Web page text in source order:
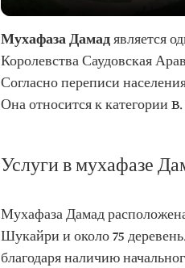
Мухафаза Дамадявляется
Королевства Саудовская
Согласно переписи
Она относится к категории B.
Услуги в мухафазе
Мухафаза Дамад
Шукайри и около 75
благодаря наличию